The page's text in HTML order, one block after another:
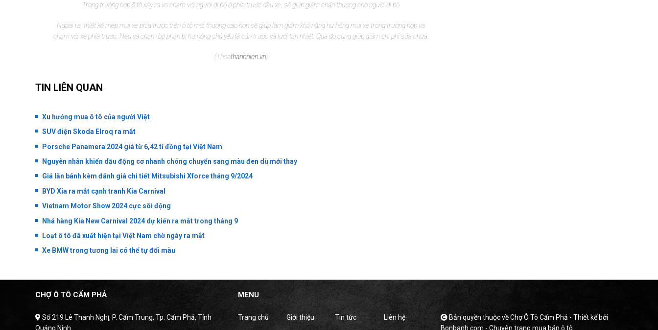
Trong trường hợp ô tô xảy ra va chạm với người đi bộ ở phía trước đầu xe, sẽ giúp giảm chấn thương cho người đi bộ
Ngoài ra, thiết kế mép mui xe phía trước trên ô tô mới thường cao hơn sẽ giúp làm giảm khả năng hư hỏng mui xe trong trường hợp va
chạm với xe phía trước. Nếu va chạm bộ phận bị hư hỏng chủ yếu là cản trước và lưới tản nhiệt. Qua đó cũng giúp giảm chi phí sửa chữa.
(Theothanhnien.vn)
TIN LIÊN QUAN
Xu hướng mua ô tô của người Việt
SUV điện Skoda Elroq ra mắt
Porsche Panamera 2024 giá từ 6,42 tỉ đồng tại Việt Nam
Nguyên nhân khiến dầu động cơ nhanh chóng chuyển sang màu đen dù mới thay
Giá lăn bánh kèm đánh giá chi tiết Mitsubishi Xforce tháng 9/2024
BYD Xia ra mắt cạnh tranh Kia Carnival
Vietnam Motor Show 2024 cực sôi động
Nhá hàng Kia New Carnival 2024 dự kiến ra mắt trong tháng 9
Loạt ô tô đã xuất hiện tại Việt Nam chờ ngày ra mắt
Xe BMW trong tương lai có thể tự đổi màu
CHỢ Ô TÔ CẨM PHẢ
Số 219 Lê Thanh Nghị, P. Cẩm Trung, Tp. Cẩm Phả, Tỉnh
Quảng Ninh
MENU
Trang chủ Giới thiệu Tin tức Liên hệ Bản quyền thuộc về Chợ Ô Tô Cẩm Phả - Thiết kế bởi
Bonbanh.com - Chuyên trang mua bán ô tô